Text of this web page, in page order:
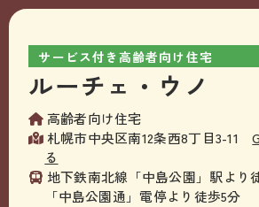
サービス付き高齢者向け住宅
ルーチェ・ウノ
高齢者向け住宅
札幌市中央区南12条西8丁目3-11
る
地下鉄南北線「中島公園」駅より
「中島公園通」電停より徒歩5分